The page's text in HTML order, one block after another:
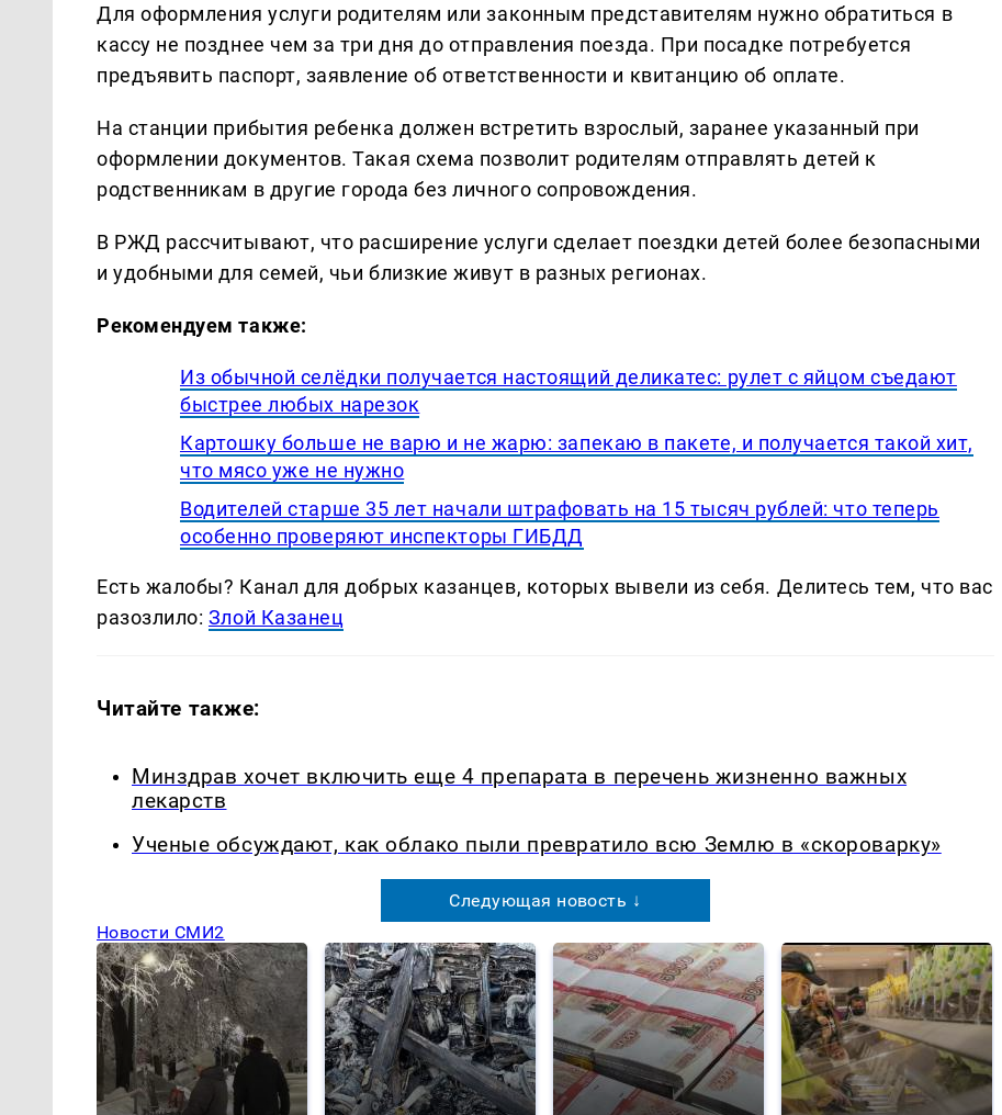
Для оформления услуги родителям или законным представителям нужно обратиться в
кассу не позднее чем за три дня до отправления поезда. При посадке потребуется
предъявить паспорт, заявление об ответственности и квитанцию об оплате.
На станции прибытия ребенка должен встретить взрослый, заранее указанный при
оформлении документов. Такая схема позволит родителям отправлять детей к
родственникам в другие города без личного сопровождения.
В РЖД рассчитывают, что расширение услуги сделает поездки детей более безопасными
и удобными для семей, чьи близкие живут в разных регионах.
Рекомендуем также:
Из обычной селёдки получается настоящий деликатес: рулет с яйцом съедают
быстрее любых нарезок
Картошку больше не варю и не жарю: запекаю в пакете, и получается такой хит,
что мясо уже не нужно
Водителей старше 35 лет начали штрафовать на 15 тысяч рублей: что теперь
особенно проверяют инспекторы ГИБДД
Есть жалобы? Канал для добрых казанцев, которых вывели из себя. Делитеcь тем, что вас
разозлило: Злой Казанец
Читайте также:
Минздрав хочет включить еще 4 препарата в перечень жизненно важных
лекарств
Ученые обсуждают, как облако пыли превратило всю Землю в «скороварку»
Следующая новость ↓
Новости СМИ2